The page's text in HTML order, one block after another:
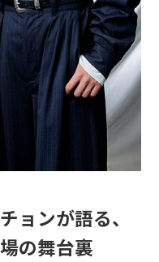
ョンが語る、
の舞台裏